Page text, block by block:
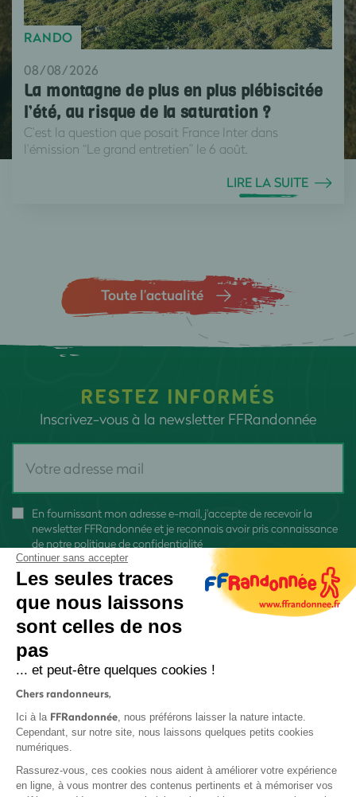
RANDO
08/08/2026
La montagne de plus en plus plébiscitée
l’été, au risque de la saturation ?
C’est la question que posait France Inter dans
l’émission “Le grand entretien” le 6 août.
LIRE LA SUITE
Toute l’actualité
RESTEZ INFORMÉS
Inscrivez-vous à la newsletter FFRandonnée
En fournissant mon adresse e-mail, j'accepte de recevoir la
newsletter FFRandonnée et je reconnais avoir pris connaissance
de notre politique de confidentialité
Protection des données
Continuer sans accepter
Les seules traces
que nous laissons
sont celles de nos
pas
... et peut-être quelques cookies !
Chers randonneurs,
Ici à la FFRandonnée, nous préférons laisser la nature intacte.
Cependant, sur notre site, nous laissons quelques petits cookies
numériques.
Rassurez-vous, ces cookies nous aident à améliorer votre expérience
en ligne, à vous montrer des contenus pertinents et à mémoriser vos